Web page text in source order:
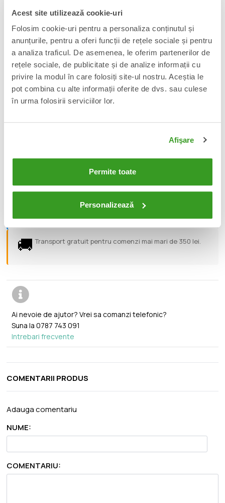
Acest site utilizează cookie-uri
Folosim cookie-uri pentru a personaliza conținutul și
anunțurile, pentru a oferi funcții de rețele sociale și pentru
a analiza traficul. De asemenea, le oferim partenerilor de
rețele sociale, de publicitate și de analize informații cu
privire la modul în care folosiți site-ul nostru. Aceștia le
pot combina cu alte informații oferite de dvs. sau culese
în urma folosirii serviciilor lor.
Afişare
Permite toate
Personalizează
dezvaluit abilitatile extraordinare cu care era dotat din nastere,
dar de care el nu era constient: super-putere, super-viteza,
super-simturi. Adoptat de catre Pamant, a devenit cel mai
important protector al lui. Un super-om, un super-erou....
Superman!
Figurina superarticulata (22 de puncte de articulatie) si
superdetaliata de 18cm inaltime, cu accesorii set de maini
interschimbabile si stander cu brat de sustinere. Pachetul
Acest produs este nou, sigilat si livrat in ambalajul
Orice produs poate fi returnat in 14 zile calendaristice
🚚 Transport gratuit pentru comenzi mai mari de 350 lei.
Ai nevoie de ajutor? Vrei sa comanzi telefonic?
Suna la0787 743 091
Intrebari frecvente
COMENTARII PRODUS
Adauga comentariu
NUME:
COMENTARIU: